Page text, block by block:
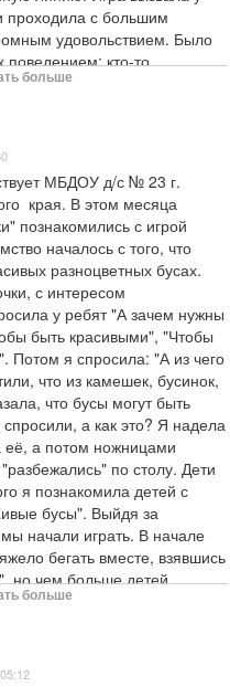
проходила с большим
удовольствием. Было
поведением: кто-то
быстро, а за более ловкими и
побегать всей
просто дарит массу
больше
МБДОУ д/с № 23 г.
края. В этом месяца
познакомились с игрой
началось с того, что
разноцветных бусах.
с интересом
у ребят "А зачем нужны
быть красивыми", "Чтобы
Потом я спросила: "А из чего
что из камешек, бусинок,
что бусы могут быть
а как это? Я надела
её, а потом ножницами
по столу. Дети
я познакомила детей с
бусы". Выйдя за
начали играть. В начале
бегать вместе, взявшись
но чем больше детей
было продолжать собирать.
движений, быстроту,
больше